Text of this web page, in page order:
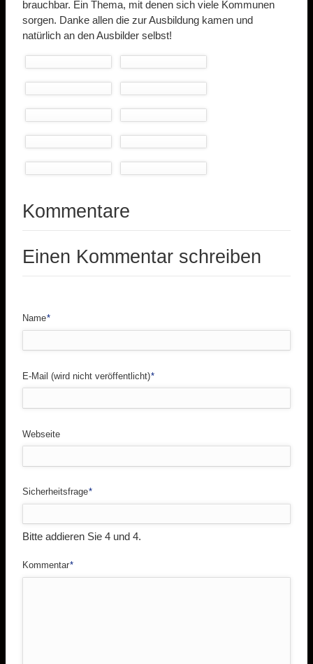
brauchbar. Ein Thema, mit denen sich viele Kommunen
sorgen. Danke allen die zur Ausbildung kamen und
natürlich an den Ausbilder selbst!
Kommentare
Einen Kommentar schreiben
Pflichtfeld
Name*
Pflichtfeld
E-Mail (wird nicht veröffentlicht)*
Webseite
Pflichtfeld
Sicherheitsfrage*
Bitte addieren Sie 4 und 4.
Pflichtfeld
Kommentar*